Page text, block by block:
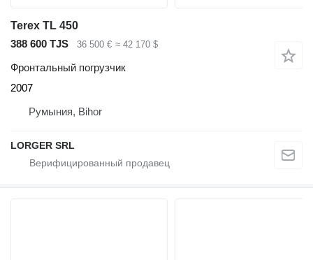
Terex TL 450
388 600 TJS
36 500 € ≈ 42 170 $
Фронтальный погрузчик
2007
Румыния, Bihor
LORGER SRL